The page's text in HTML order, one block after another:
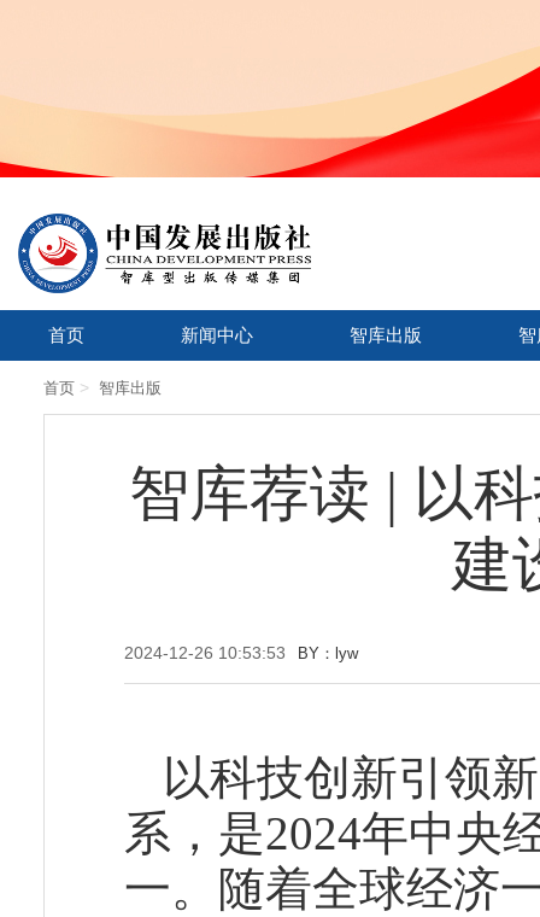
首页 新闻中心 智库出版
首页 > 智库出版
智库荐读 | 以
建
2024-12-26 10:53:53 BY：lyw
以科技创新引领
系，是2024年中央
一。随着全球经济